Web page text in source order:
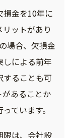
損金を10年に
ットがあり
場合、欠損金
しによる前年
することも可
あることか
ています。
限は、会社設